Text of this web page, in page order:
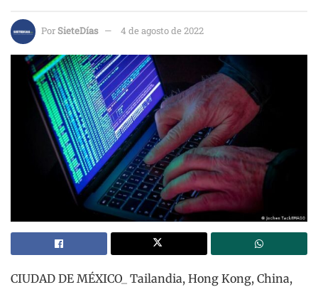
PorSieteDías 4 de agosto de 2022
CIUDAD DE MÉXICO_ Tailandia, Hong Kong, China,